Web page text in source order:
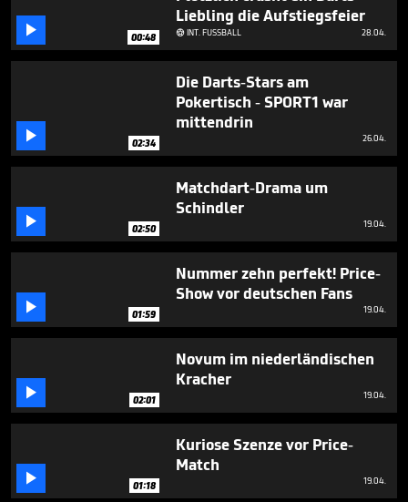
23
seconds
 00:48
Liebling die Aufstiegsfeier
INT. FUSSBALL 28.04.
 02:34
Die Darts-Stars am
Pokertisch - SPORT1 war
mittendrin
26.04.
 02:50
Matchdart-Drama um
Schindler
19.04.
 01:59
Nummer zehn perfekt! Price-
Show vor deutschen Fans
19.04.
 02:01
Novum im niederländischen
Kracher
19.04.
 01:18
Kuriose Szenze vor Price-
Match
19.04.